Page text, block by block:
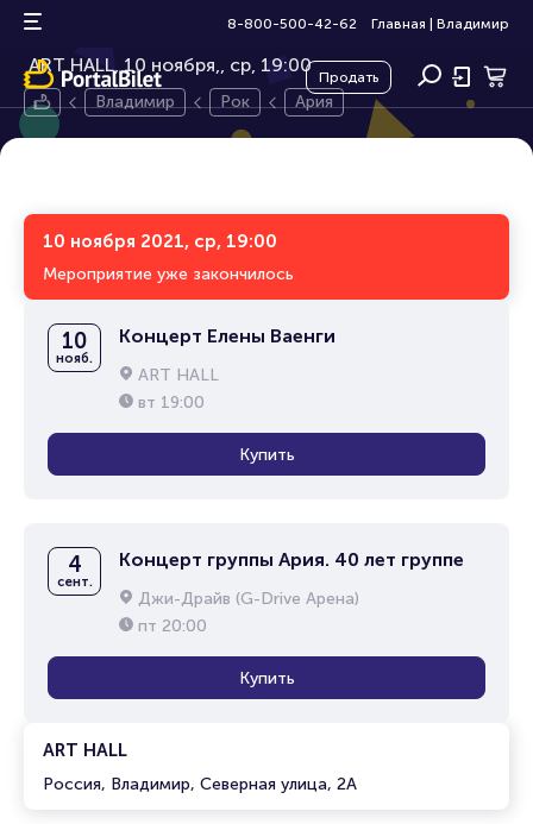
8-800-500-42-62 Главная Владимир
Продать
Ария
ART HALL, 10 ноября, ср, 19:00
Владимир Рок Ария
10 ноября 2021, ср, 19:00
Мероприятие уже закончилось
ART HALL
Россия, Владимир, Северная улица, 2А
10
нояб.
Концерт Елены Ваенги
ART HALL
вт 19:00
Купить
4
сент.
Концерт группы Ария. 40 лет группе
Джи-Драйв (G-Drive Арена)
пт 20:00
Купить